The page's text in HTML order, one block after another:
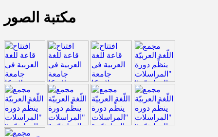
مكتبة الصور